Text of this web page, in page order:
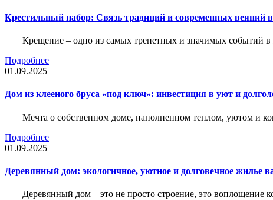
Крестильный набор: Связь традиций и современных веяний
Крещение – одно из самых трепетных и значимых событий
Подробнее
01.09.2025
Дом из клееного бруса «под ключ»: инвестиция в уют и
Мечта о собственном доме, наполненном теплом, уютом и
Подробнее
01.09.2025
Деревянный дом: экологичное, уютное и долговечное жилье
Деревянный дом – это не просто строение, это воплощение